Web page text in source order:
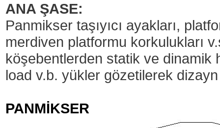
ANA ŞASE:
Panmikser taşıyıcı ayakları,
merdiven platformu korkulukları
köşebentlerden statik ve dinamik
load v.b. yükler gözetilerek
PANMİKSER